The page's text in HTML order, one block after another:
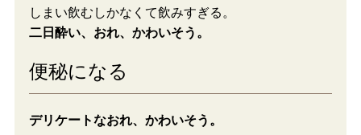
しまい飲むしかなくて飲みすぎる。
二日酔い、おれ、かわいそう。
便秘になる
デリケートなおれ、かわいそう。